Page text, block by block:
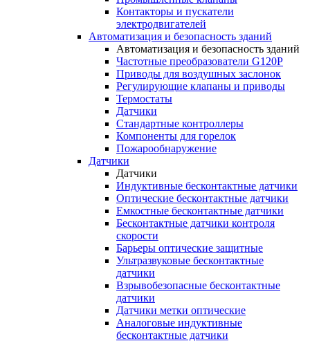
Контакторы и пускатели
электродвигателей
Автоматизация и безопасность зданий
Автоматизация и безопасность зданий
Частотные преобразователи G120P
Приводы для воздушных заслонок
Регулирующие клапаны и приводы
Термостаты
Датчики
Стандартные контроллеры
Компоненты для горелок
Пожарообнаружение
Датчики
Датчики
Индуктивные бесконтактные датчики
Оптические бесконтактные датчики
Емкостные бесконтактные датчики
Бесконтактные датчики контроля
скорости
Барьеры оптические защитные
Ультразвуковые бесконтактные
датчики
Взрывобезопасные бесконтактные
датчики
Датчики метки оптические
Аналоговые индуктивные
бесконтактные датчики